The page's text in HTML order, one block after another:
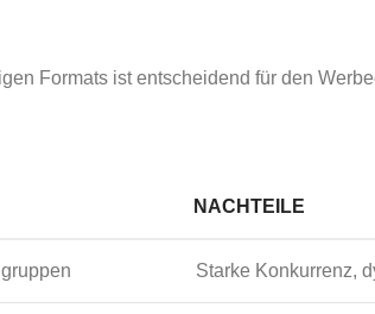
Formats ist entscheidend für den
NACHTEILE
Starke Konkurrenz,